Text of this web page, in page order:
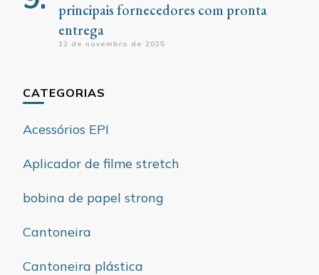
principais fornecedores com pronta
entrega
12 de novembro de 2025
CATEGORIAS
Acessórios EPI
Aplicador de filme stretch
bobina de papel strong
Cantoneira
Cantoneira plástica